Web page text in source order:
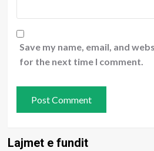
Save my name, email, and
for the next time I comment.
Lajmet e fundit